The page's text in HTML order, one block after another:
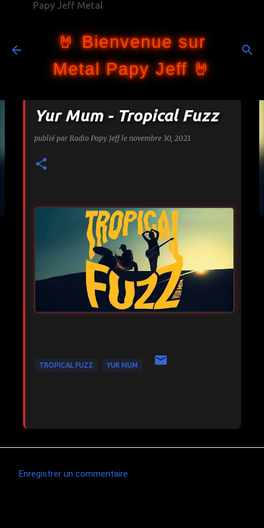
Papy Jeff Metal
🤘 Bienvenue sur
Metal Papy Jeff 🤘
Yur Mum - Tropical Fuzz
publié par Radio Papy Jeff le novembre 30, 2021
TROPICAL FUZZ YUR MUM
Enregistrer un commentaire